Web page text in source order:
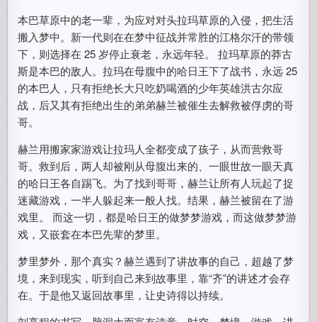
本巴草原中的老一辈，为应对对头拉玛草原的入侵，把生活
搬入梦中。新一代则在在梦中征战并常胜的江格尔汗的带领
下，则选择在 25 岁停止衰老，永远年轻。 拉玛草原的莽古
斯是本巴的敌人。拉玛在母腹中的哈日王下了战书，永远 25
的本巴人，只有拒绝长大只吃奶喝酒的少年英雄洪古尔应
战，后又其有拒绝出生的弟弟赫兰被催生去解救被俘虏的哥
哥。
赫兰用搬家家游戏让拉玛人全都变成了孩子，从而营救哥
哥。救到后，两人却被刚从母腹出来的、一眼世故一眼天真
的哈日王各自踢飞。为了找到哥哥，赫兰让所有人玩起了捉
迷藏游戏，一半人躲起来一般人找。结果，赫兰被留在了游
戏里。 而这一切，都是哈日王的做梦梦游戏，而这做梦梦游
戏，又嵌套在本巴先辈的梦里。
梦里梦外，那个真实？赫兰遇到了讲故事的自己，超越了梦
境，来到现实，听到自己来到故事里，靠“齐”的讲述才会存
在。于是他又返回故事里，让史诗得以持续。